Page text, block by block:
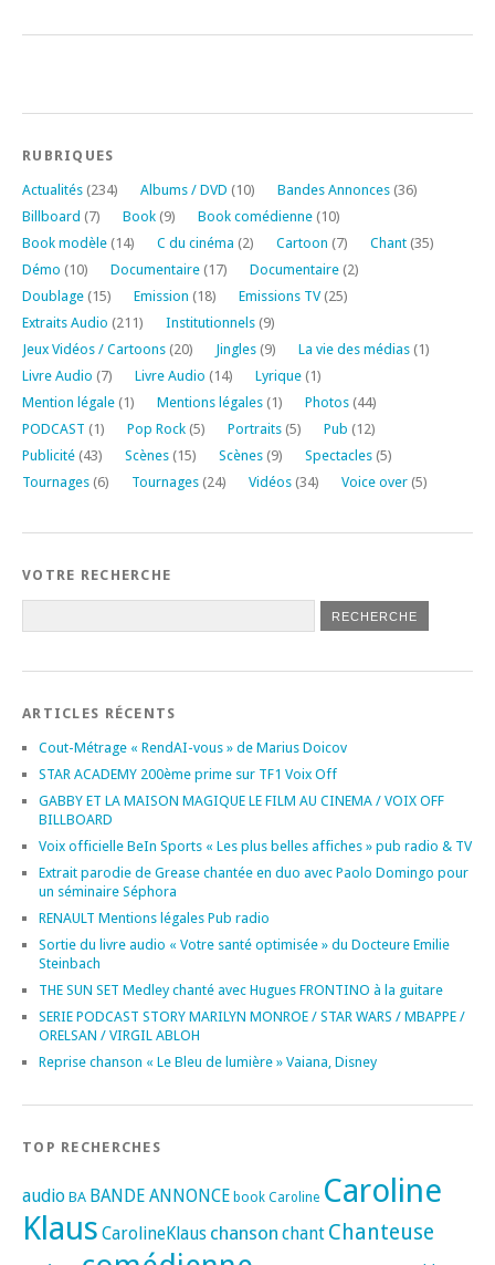
RUBRIQUES
Actualités (234) Albums / DVD (10) Bandes Annonces (36)
Billboard (7) Book (9) Book comédienne (10)
Book modèle (14) C du cinéma (2) Cartoon (7) Chant (35)
Démo (10) Documentaire (17) Documentaire (2)
Doublage (15) Emission (18) Emissions TV(25)
Extraits Audio (211) Institutionnels (9)
Jeux Vidéos / Cartoons (20) Jingles (9) La vie des médias (1)
Livre Audio (7) Livre Audio (14) Lyrique (1)
Mention légale (1) Mentions légales (1) Photos (44)
PODCAST (1) Pop Rock (5) Portraits (5) Pub (12)
Publicité (43) Scènes (15) Scènes (9) Spectacles (5)
Tournages (6) Tournages (24) Vidéos (34) Voice over (5)
VOTRE RECHERCHE
ARTICLES RÉCENTS
Cout-Métrage « RendAI-vous » de Marius Doicov
STAR ACADEMY 200ème prime sur TF1 Voix Off
GABBY ET LA MAISON MAGIQUE LE FILM AU CINEMA / VOIX OFF
BILLBOARD
Voix officielle BeIn Sports « Les plus belles affiches » pub radio & TV
Extrait parodie de Grease chantée en duo avec Paolo Domingo pour
un séminaire Séphora
RENAULT Mentions légales Pub radio
Sortie du livre audio « Votre santé optimisée » du Docteure Emilie
Steinbach
THE SUN SET Medley chanté avec Hugues FRONTINO à la guitare
SERIE PODCAST STORY MARILYN MONROE / STAR WARS / MBAPPE /
ORELSAN / VIRGIL ABLOH
Reprise chanson « Le Bleu de lumière » Vaiana, Disney
TOP RECHERCHES
audio BA BANDE ANNONCE book Caroline Caroline
Klaus CarolineKlaus chanson chant Chanteuse